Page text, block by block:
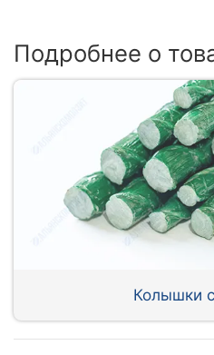
Подробнее о
Колышки